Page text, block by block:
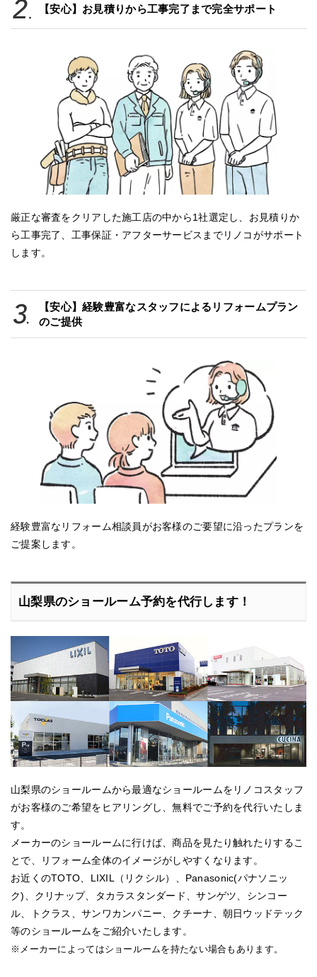
【安心】お見積りから工事完了まで完全サポート
厳正な審査をクリアした施工店の中から1社選定し、お見積りか
ら工事完了、工事保証・アフターサービスまでリノコがサポート
します。
【安心】経験豊富なスタッフによるリフォームプラン
のご提供
経験豊富なリフォーム相談員がお客様のご要望に沿ったプランを
ご提案します。
山梨県のショールーム予約を代行します！
山梨県のショールームから最適なショールームをリノコスタッフ
がお客様のご希望をヒアリングし、無料でご予約を代行いたしま
す。
メーカーのショールームに行けば、商品を見たり触れたりするこ
とで、リフォーム全体のイメージがしやすくなります。
お近くのTOTO、LIXIL（リクシル）、Panasonic(パナソニッ
ク)、クリナップ、タカラスタンダード、サンゲツ、シンコー
ル、トクラス、サンワカンパニー、クチーナ、朝日ウッドテック
等のショールームをご紹介いたします。
※メーカーによってはショールームを持たない場合もあります。